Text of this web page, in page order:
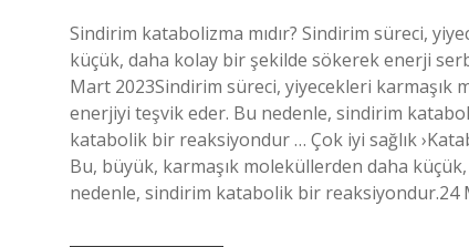
Sindirim katabolizma mıdır? Sindirim süreci,
küçük, daha kolay bir şekilde sökerek enerji
Mart 2023Sindirim süreci, yiyecekleri
enerjiyi teşvik eder. Bu nedenle, sindirim
katabolik bir reaksiyondur … Çok iyi sağlık
Bu, büyük, karmaşık moleküllerden daha
nedenle, sindirim katabolik bir reaksiyondur.24